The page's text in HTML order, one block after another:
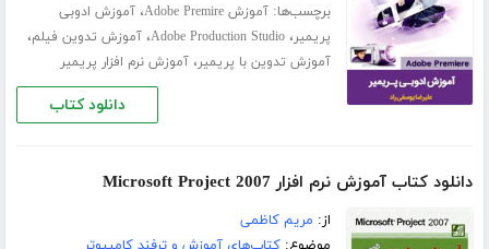
برچسب‌ها:آموزش Adobe Premire ،آموزش ادوبی
پریمیر،Adobe Production Studio،آموزش تدوین فیلم،
آموزش تدوین با پریمیر،آموزش نرم افزار پریمیر
دانلود کتاب
دانلود کتاب آموزش نرم افزار Microsoft Project 2007
از: مریم کاظمی